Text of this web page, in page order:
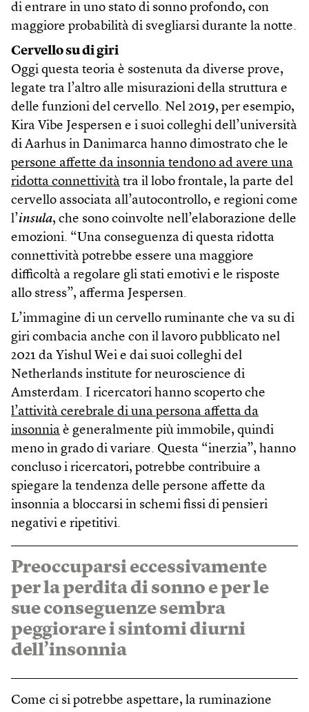
di entrare in uno stato di sonno profondo, con
maggiore probabilità di svegliarsi durante la notte.
Cervello su di giri
Oggi questa teoria è sostenuta da diverse prove,
legate tra l’altro alle misurazioni della struttura e
delle funzioni del cervello. Nel 2019, per esempio,
Kira Vibe Jespersen e i suoi colleghi dell’università
di Aarhus in Danimarca hanno dimostrato che le
persone affette da insonnia tendono ad avere una
ridotta connettività tra il lobo frontale, la parte del
cervello associata all’autocontrollo, e regioni come
l’insula, che sono coinvolte nell’elaborazione delle
emozioni. “Una conseguenza di questa ridotta
connettività potrebbe essere una maggiore
difficoltà a regolare gli stati emotivi e le risposte
allo stress”, afferma Jespersen.
L’immagine di un cervello ruminante che va su di
giri combacia anche con il lavoro pubblicato nel
2021 da Yishul Wei e dai suoi colleghi del
Netherlands institute for neuroscience di
Amsterdam. I ricercatori hanno scoperto che
l’attività cerebrale di una persona affetta da
insonnia è generalmente più immobile, quindi
meno in grado di variare. Questa “inerzia”, hanno
concluso i ricercatori, potrebbe contribuire a
spiegare la tendenza delle persone affette da
insonnia a bloccarsi in schemi fissi di pensieri
negativi e ripetitivi.
Preoccuparsi eccessivamente
per la perdita di sonno e per le
sue conseguenze sembra
peggiorare i sintomi diurni
dell’insonnia
Come ci si potrebbe aspettare, la ruminazione